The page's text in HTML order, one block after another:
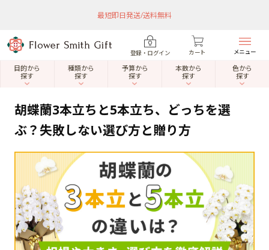
最短即日発送/送料無料
登録・ログイン カート メニュー
目的から
探す
種類から
探す
予算から
探す
本数から
探す
色から
探す
胡蝶蘭3本立ちと5本立ち、どっちを選
ぶ？失敗しない選び方と贈り方